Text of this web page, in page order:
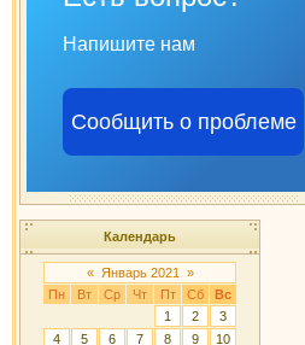
Напишите нам
Сообщить о проблеме
Календарь
« Январь 2021
»
Пн
Вт Ср Чт Пт Сб
Вс
1
2
3
4
5 6 7 8 9
10